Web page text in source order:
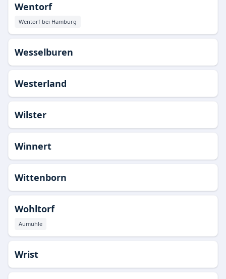
Wentorf
Wentorf bei Hamburg
Wesselburen
Westerland
Wilster
Winnert
Wittenborn
Wohltorf
Aumühle
Wrist